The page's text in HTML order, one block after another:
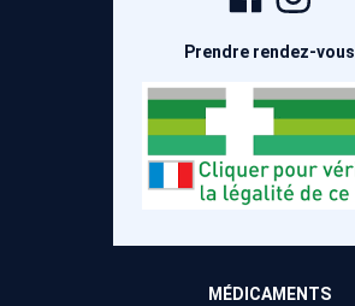
Facebook
Prendre rendez-vous
MÉDICAMENTS